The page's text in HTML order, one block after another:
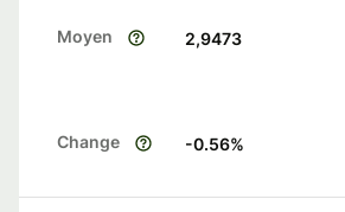
Moyen 2,9473
Change -0.56%